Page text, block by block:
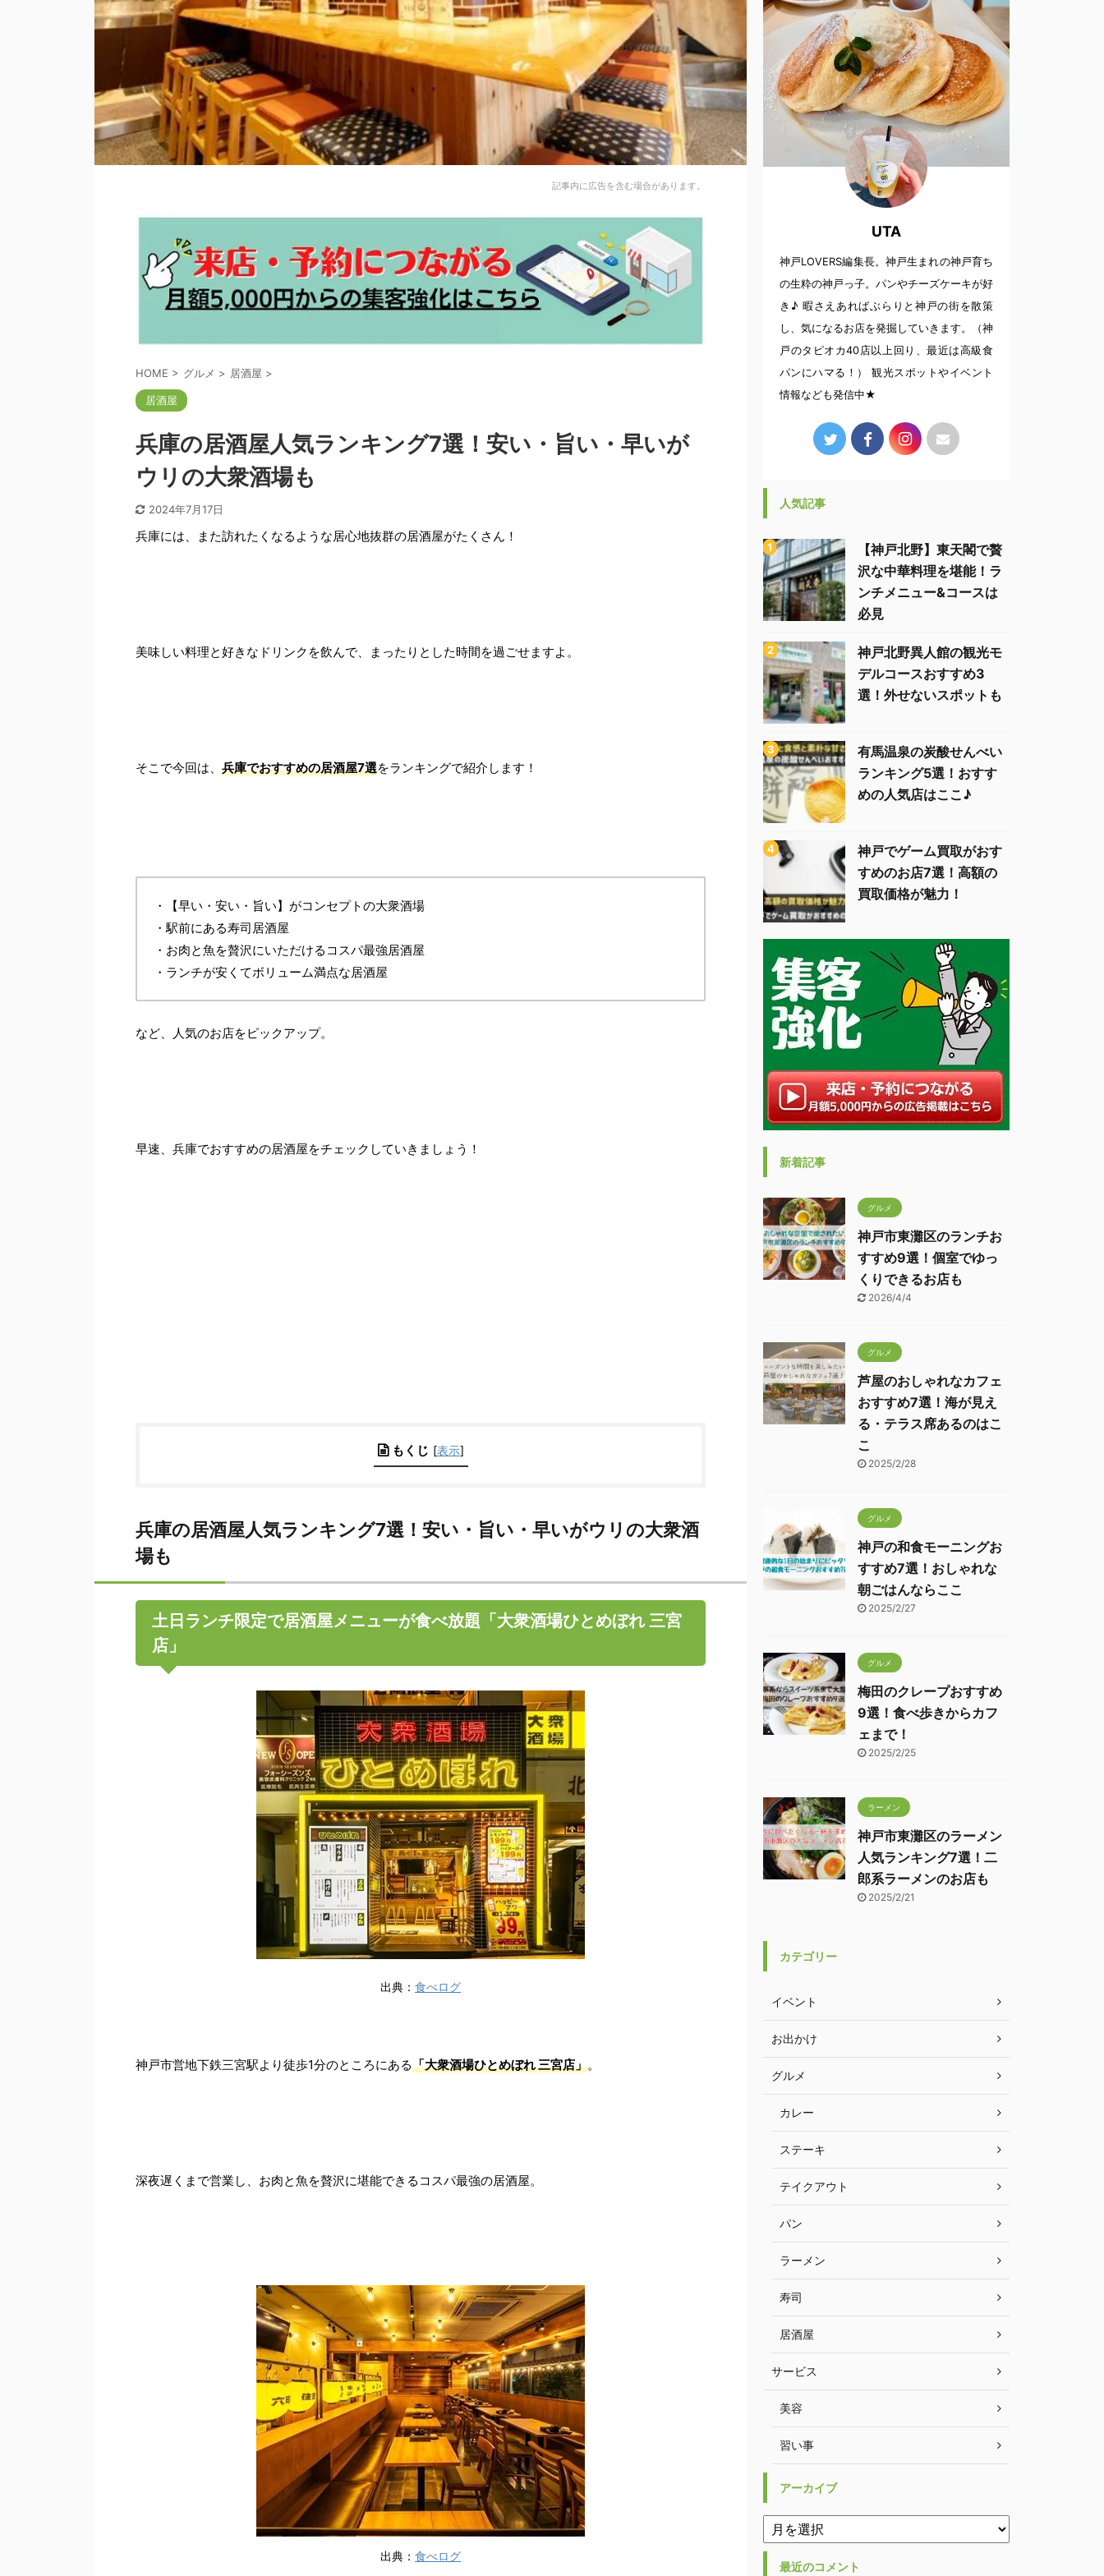
記事内に広告を含む場合があります。
HOME > グルメ > 居酒屋 >
居酒屋
兵庫の居酒屋人気ランキング7選！安い・旨い・早いが
ウリの大衆酒場も
2024年7月17日
兵庫には、また訪れたくなるような居心地抜群の居酒屋がたくさん！
美味しい料理と好きなドリンクを飲んで、まったりとした時間を過ごせますよ。
そこで今回は、 兵庫でおすすめの居酒屋7選をランキングで紹介します！
・【早い・安い・旨い】がコンセプトの大衆酒場
・駅前にある寿司居酒屋
・お肉と魚を贅沢にいただけるコスパ最強居酒屋
・ランチが安くてボリューム満点な居酒屋
など、人気のお店をピックアップ。
早速、兵庫でおすすめの居酒屋をチェックしていきましょう！
もくじ [表示]
兵庫の居酒屋人気ランキング7選！安い・旨い・早いがウリの大衆酒
場も
土日ランチ限定で居酒屋メニューが食べ放題「大衆酒場ひとめぼれ 三宮
店」
出典： 食べログ
神戸市営地下鉄三宮駅より徒歩1分のところにある「大衆酒場ひとめぼれ 三宮店」。
深夜遅くまで営業し、お肉と魚を贅沢に堪能できるコスパ最強の居酒屋。
出典： 食べログ
UTA
神戸LOVERS編集長。神戸生まれの神戸育ち
の生粋の神戸っ子。パンやチーズケーキが好
き♪ 暇さえあればぶらりと神戸の街を散策
し、気になるお店を発掘していきます。（神
戸のタピオカ40店以上回り、最近は高級食
パンにハマる！） 観光スポットやイベント
情報なども発信中★
人気記事
【神戸北野】東天閣で贅
沢な中華料理を堪能！ラ
ンチメニュー&コースは
必見
神戸北野異人館の観光モ
デルコースおすすめ3
選！外せないスポットも
有馬温泉の炭酸せんべい
ランキング5選！おすす
めの人気店はここ♪
神戸でゲーム買取がおす
すめのお店7選！高額の
買取価格が魅力！
新着記事
グルメ
神戸市東灘区のランチお
すすめ9選！個室でゆっ
くりできるお店も
2026/4/4
グルメ
芦屋のおしゃれなカフェ
おすすめ7選！海が見え
る・テラス席あるのはこ
こ
2025/2/28
グルメ
神戸の和食モーニングお
すすめ7選！おしゃれな
朝ごはんならここ
2025/2/27
グルメ
梅田のクレープおすすめ
9選！食べ歩きからカフ
ェまで！
2025/2/25
ラーメン
神戸市東灘区のラーメン
人気ランキング7選！二
郎系ラーメンのお店も
2025/2/21
カテゴリー
イベント
お出かけ
グルメ
カレー
ステーキ
テイクアウト
パン
ラーメン
寿司
居酒屋
サービス
美容
習い事
アーカイブ
最近のコメント